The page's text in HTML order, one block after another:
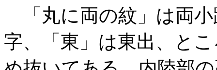
「丸に両の紋」は両小
字、「東」は東出、と